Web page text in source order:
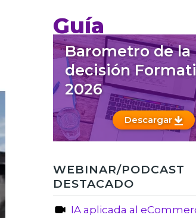
Guía
Barometro de la
decisión
2026
Descargar
WEBINAR/PODCAST
DESTACADO
IA aplicada al